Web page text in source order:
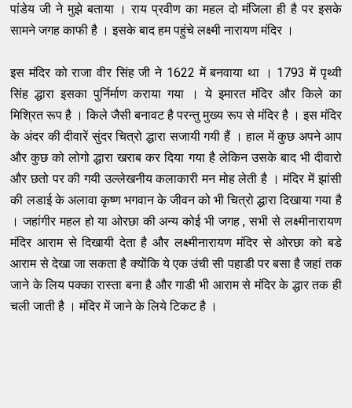
पांडेय जी ने मुझे बताया । राय प्रवीण का महल दो मंजिला ही है पर इसके
सामने जगह काफी है । इसके बाद हम पहुंचे लक्ष्मी नारायण मंदिर ।
इस मंदिर को राजा वीर सिंह जी ने 1622 में बनवाया था । 1793 में पृथ्वी
सिंह द्धारा इसका पुर्निर्माण कराया गया । ये इमारत मंदिर और किले का
मिश्रित रूप है । किले जैसी बनावट है परन्तु मुख्य रूप से मंदिर है । इस मंदिर
के अंदर की दीवारें सुंदर चित्रो द्धारा सजायी गयी हैं । हाल में कुछ अपने आप
और कुछ को लोगो द्धारा खराब कर दिया गया है लेकिन उसके बाद भी दीवारो
और छतो पर की गयी उल्लेखनीय कलाकारी मन मोह लेती है । मंदिर में झांसी
की लडाई के अलावा कृष्ण भगवान के जीवन को भी चित्रो द्धारा दिखाया गया है
। जहांगीर महल हो या ओरछा की अन्य कोई भी जगह , सभी से लक्ष्मीनारायण
मंदिर आराम से दिखायी देता है और लक्ष्मीनारायण मंदिर से ओरछा को बडे
आराम से देखा जा सकता है क्योंकि ये एक उंची सी पहाडी पर बसा है जहां तक
जाने के लिय पक्का रास्ता बना है और गाडी भी आराम से मंदिर के द्धार तक ही
चली जाती है । मंदिर में जाने के लिये टिकट है ।